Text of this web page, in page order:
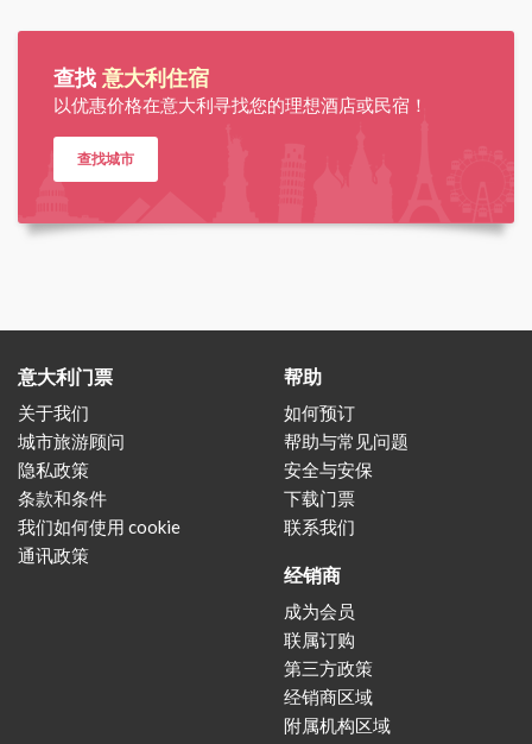
查找 意大利住宿
以优惠价格在意大利寻找您的理想酒店或民宿！
查找城市
意大利门票
关于我们
城市旅游顾问
隐私政策
条款和条件
我们如何使用 cookie
通讯政策
帮助
如何预订
帮助与常见问题
安全与安保
下载门票
联系我们
经销商
成为会员
联属订购
第三方政策
经销商区域
附属机构区域